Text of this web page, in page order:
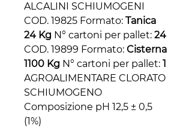
ALCALINI SCHIUMOGENI
COD. 19825 Formato: Tanica
24 Kg N° cartoni per pallet: 24
COD. 19899 Formato: Cisterna
1100 Kg N° cartoni per pallet: 1
AGROALIMENTARE CLORATO
SCHIUMOGENO
Composizione pH 12,5 ± 0,5
(1%)